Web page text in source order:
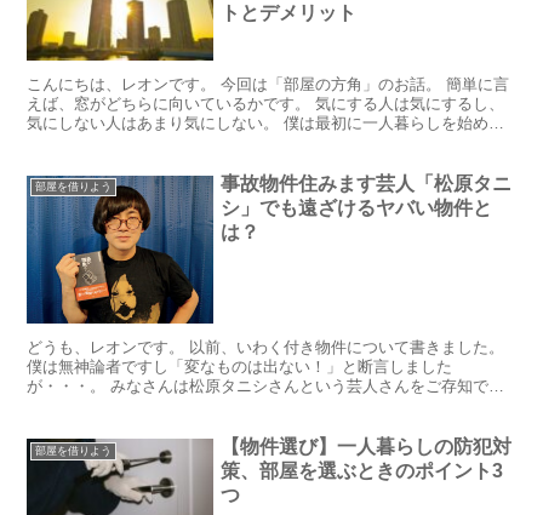
トとデメリット
こんにちは、レオンです。 今回は「部屋の方角」のお話。 簡単に言
えば、窓がどちらに向いているかです。 気にする人は気にするし、
気にしない人はあまり気にしない。 僕は最初に一人暮らしを始めた
部屋を借りよう
事故物件住みます芸人「松原タニ
シ」でも遠ざけるヤバい物件と
は？
どうも、レオンです。 以前、いわく付き物件について書きました。
僕は無神論者ですし「変なものは出ない！」と断言しました
が・・・。 みなさんは松原タニシさんという芸人さんをご存知でし
部屋を借りよう
【物件選び】一人暮らしの防犯対
策、部屋を選ぶときのポイント3
つ